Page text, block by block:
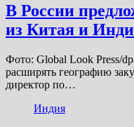
В России
из Китая и
Фото: Global Look Press/
расширять географию
директор по…
Индия